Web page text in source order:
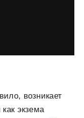
возникает
экзема